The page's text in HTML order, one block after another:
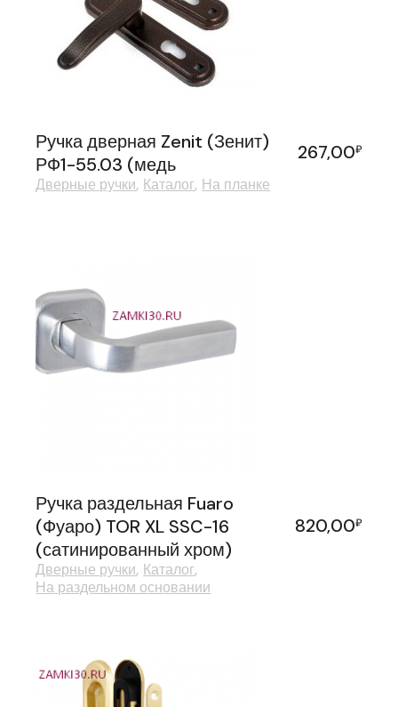
Ручка дверная Zenit (Зенит)
РФ1-55.03 (медь
267,00₽
Дверные ручки Каталог На планке
Ручка раздельная Fuaro
(Фуаро) TOR XL SSC-16
(сатинированный хром)
820,00₽
Дверные ручки Каталог
На раздельном основании